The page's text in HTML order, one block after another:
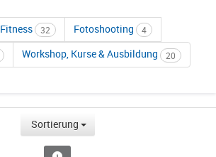
Fitness 32 Fotoshooting 4
Workshop, Kurse & Ausbildung 20
Sortierung